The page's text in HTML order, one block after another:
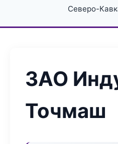
Северо-
ЗАО
Точмаш